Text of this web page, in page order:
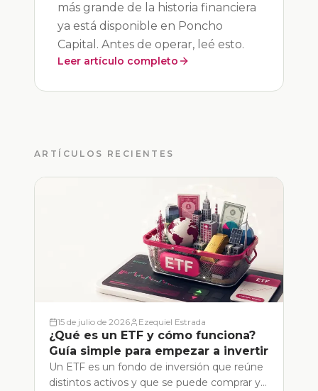
más grande de la historia financiera
ya está disponible en Poncho
Capital. Antes de operar, leé esto.
Leer artículo completo
ARTÍCULOS RECIENTES
15 de julio de 2026 Ezequiel Estrada
¿Qué es un ETF y cómo funciona?
Guía simple para empezar a invertir
Un ETF es un fondo de inversión que reúne
distintos activos y que se puede comprar y